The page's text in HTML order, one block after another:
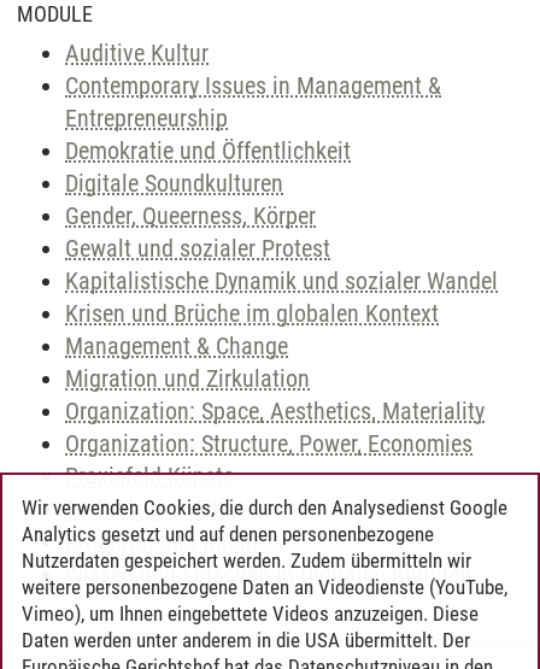
MODULE
Auditive Kultur
Contemporary Issues in Management &
Entrepreneurship
Demokratie und Öffentlichkeit
Digitale Soundkulturen
Gender, Queerness, Körper
Gewalt und sozialer Protest
Kapitalistische Dynamik und sozialer Wandel
Krisen und Brüche im globalen Kontext
Management & Change
Migration und Zirkulation
Organization: Space, Aesthetics, Materiality
Organization: Structure, Power, Economies
Praxisfeld Künste
Technik und Kultur
Urbanität und Raum
Wissen und Forschen in Digitalen Kulturen
Wir verwenden Cookies, die durch den Analysedienst Google
Analytics gesetzt und auf denen personenbezogene
Nutzerdaten gespeichert werden. Zudem übermitteln wir
weitere personenbezogene Daten an Videodienste (YouTube,
Vimeo), um Ihnen eingebettete Videos anzuzeigen. Diese
Daten werden unter anderem in die USA übermittelt. Der